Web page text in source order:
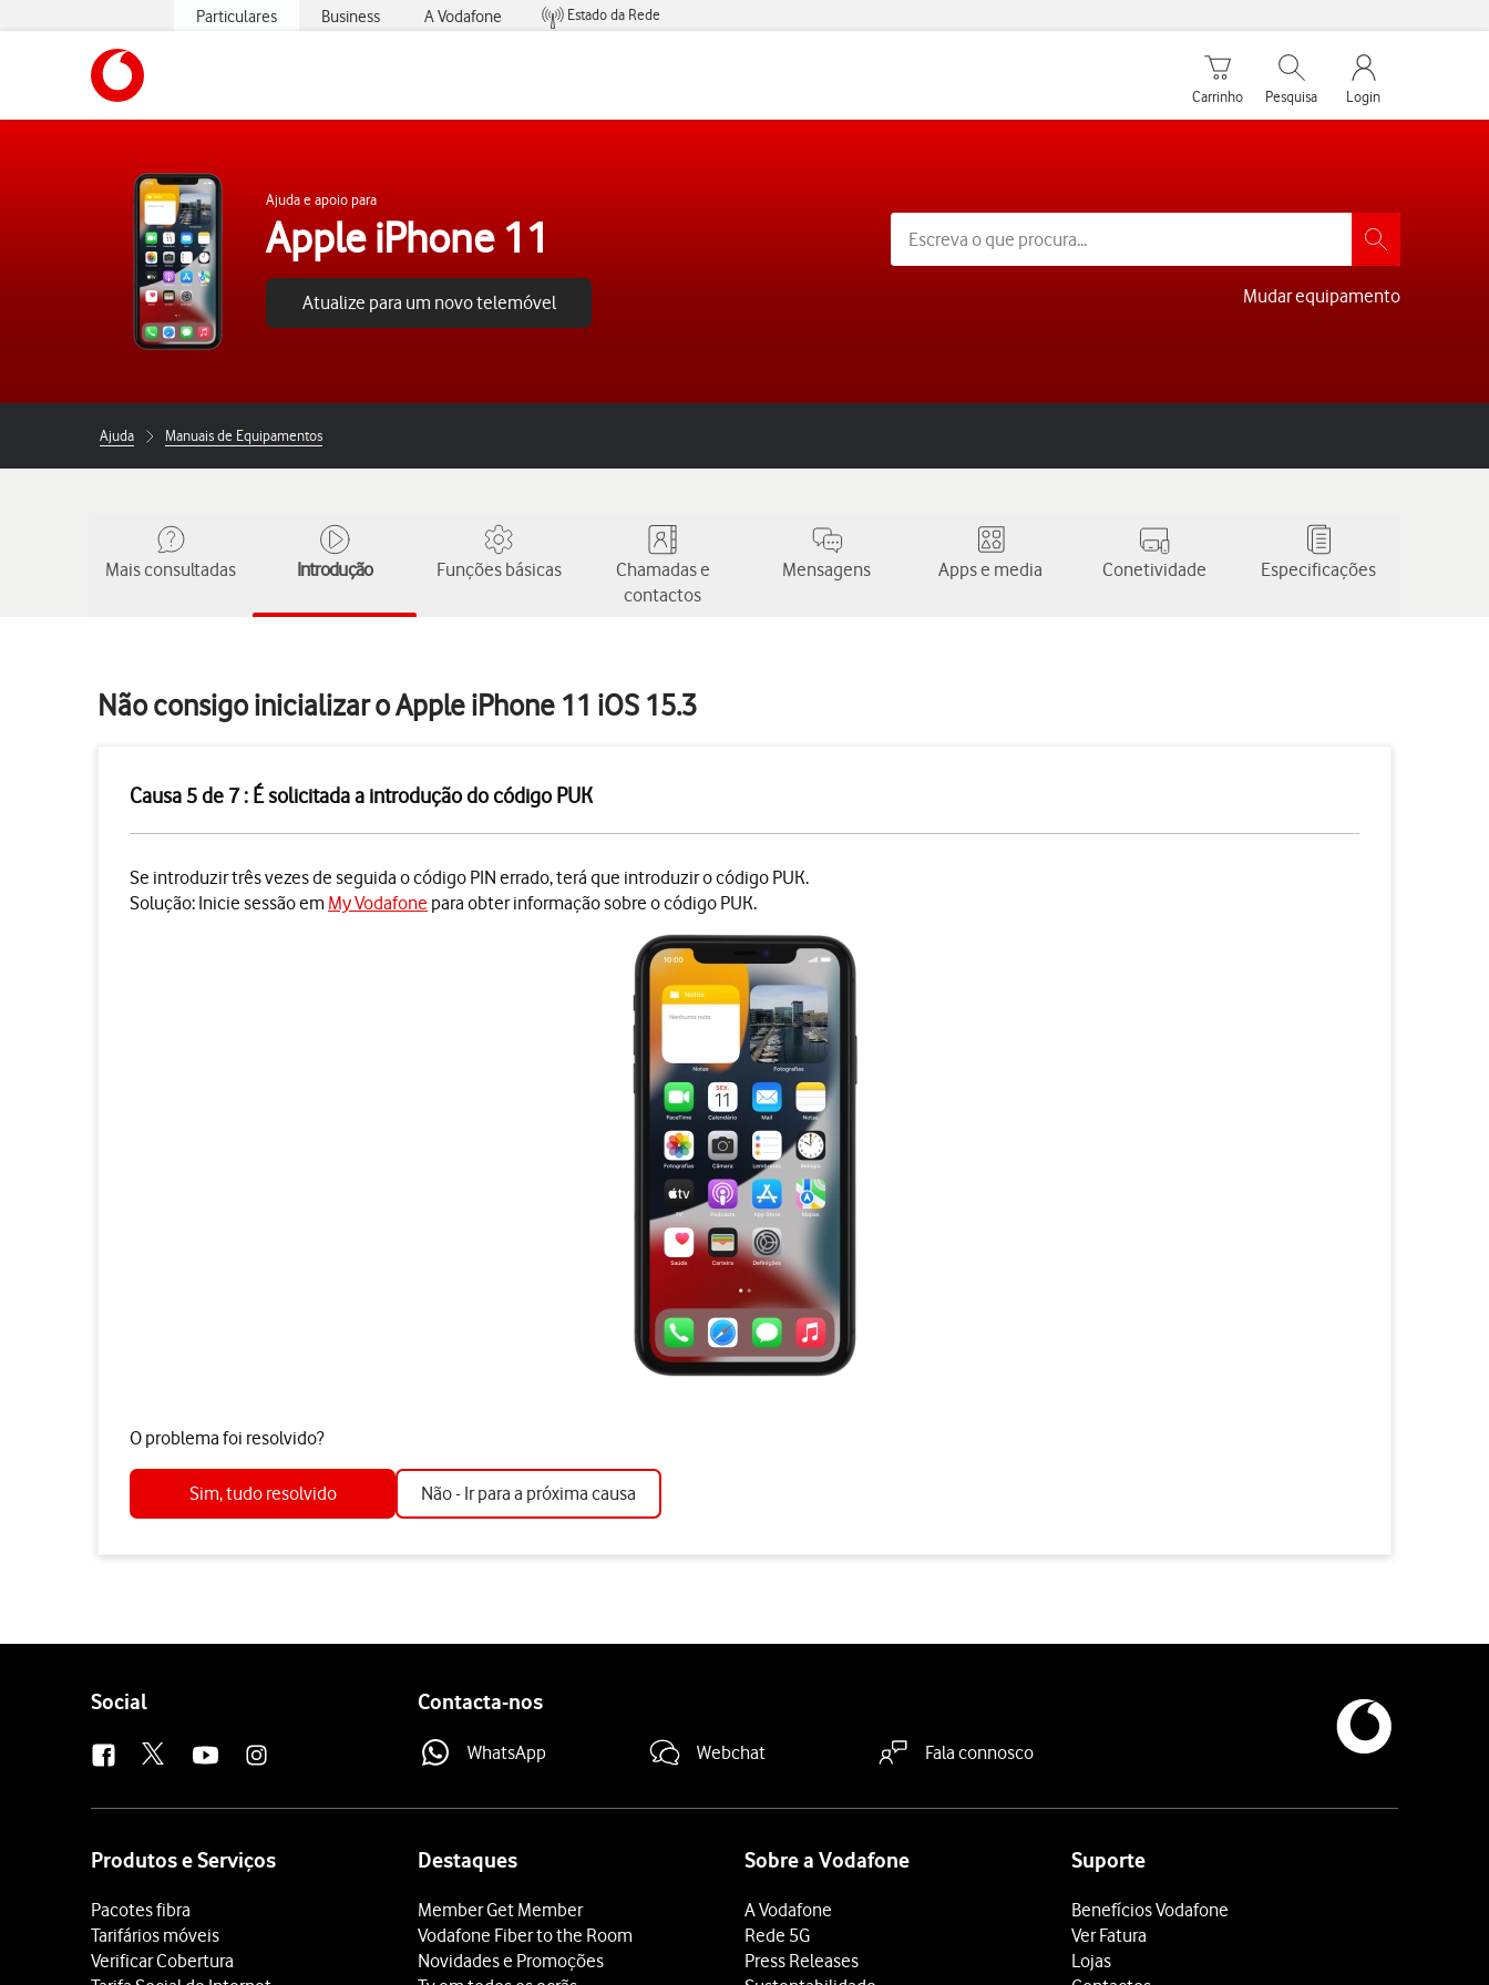
Particulares Business A Vodafone
Estado da Rede
Carrinho de compras
Carrinho
Pesquisar
Pesquisa
My Vodafone
Login
Ajuda e apoio para
Apple iPhone 11
Atualize para um novo telemóvel Mudar equipamento
Ajuda Manuais de Equipamentos
Mais consultadas Introdução Funções básicas
Chamadas e
contactos
Mensagens Apps e media Conetividade Especificações
Não consigo inicializar o Apple iPhone 11 iOS 15.3
Causa 5 de 7 : É solicitada a introdução do código PUK
Se introduzir três vezes de seguida o código PIN errado, terá que introduzir o código PUK.
Solução: Inicie sessão em My Vodafone para obter informação sobre o código PUK.
O problema foi resolvido?
Sim, tudo resolvido Não - Ir para a próxima causa
Follow
Social Contacta-nos
WhatsApp Webchat Fala connosco
Produtos e Serviços
Pacotes fibra
Tarifários móveis
Verificar Cobertura
Destaques
Member Get Member
Vodafone Fiber to the Room
Novidades e Promoções
Sobre a Vodafone
A Vodafone
Rede 5G
Press Releases
Suporte
Benefícios Vodafone
Ver Fatura
Lojas